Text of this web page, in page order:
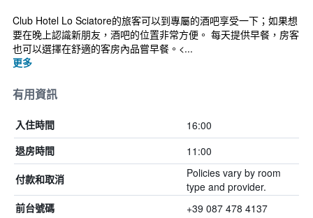
Club Hotel Lo Sciatore的旅客可以到專屬的酒吧享受一下；如果想
要在晚上認識新朋友，酒吧的位置非常方便。 每天提供早餐，房客
也可以選擇在舒適的客房內品嘗早餐。<...
更多
有用資訊
入住時間 16:00
退房時間 11:00
付款和取消
Policies vary by room
type and provider.
前台號碼 +39 087 478 4137